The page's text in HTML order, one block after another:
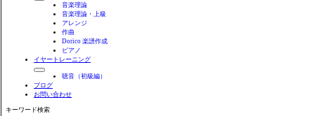
音楽理論
音楽理論・上級
アレンジ
作曲
Dorico 楽譜作成
ピアノ
イヤートレーニング
聴音（初級編）
ブログ
お問い合わせ
キーワード検索